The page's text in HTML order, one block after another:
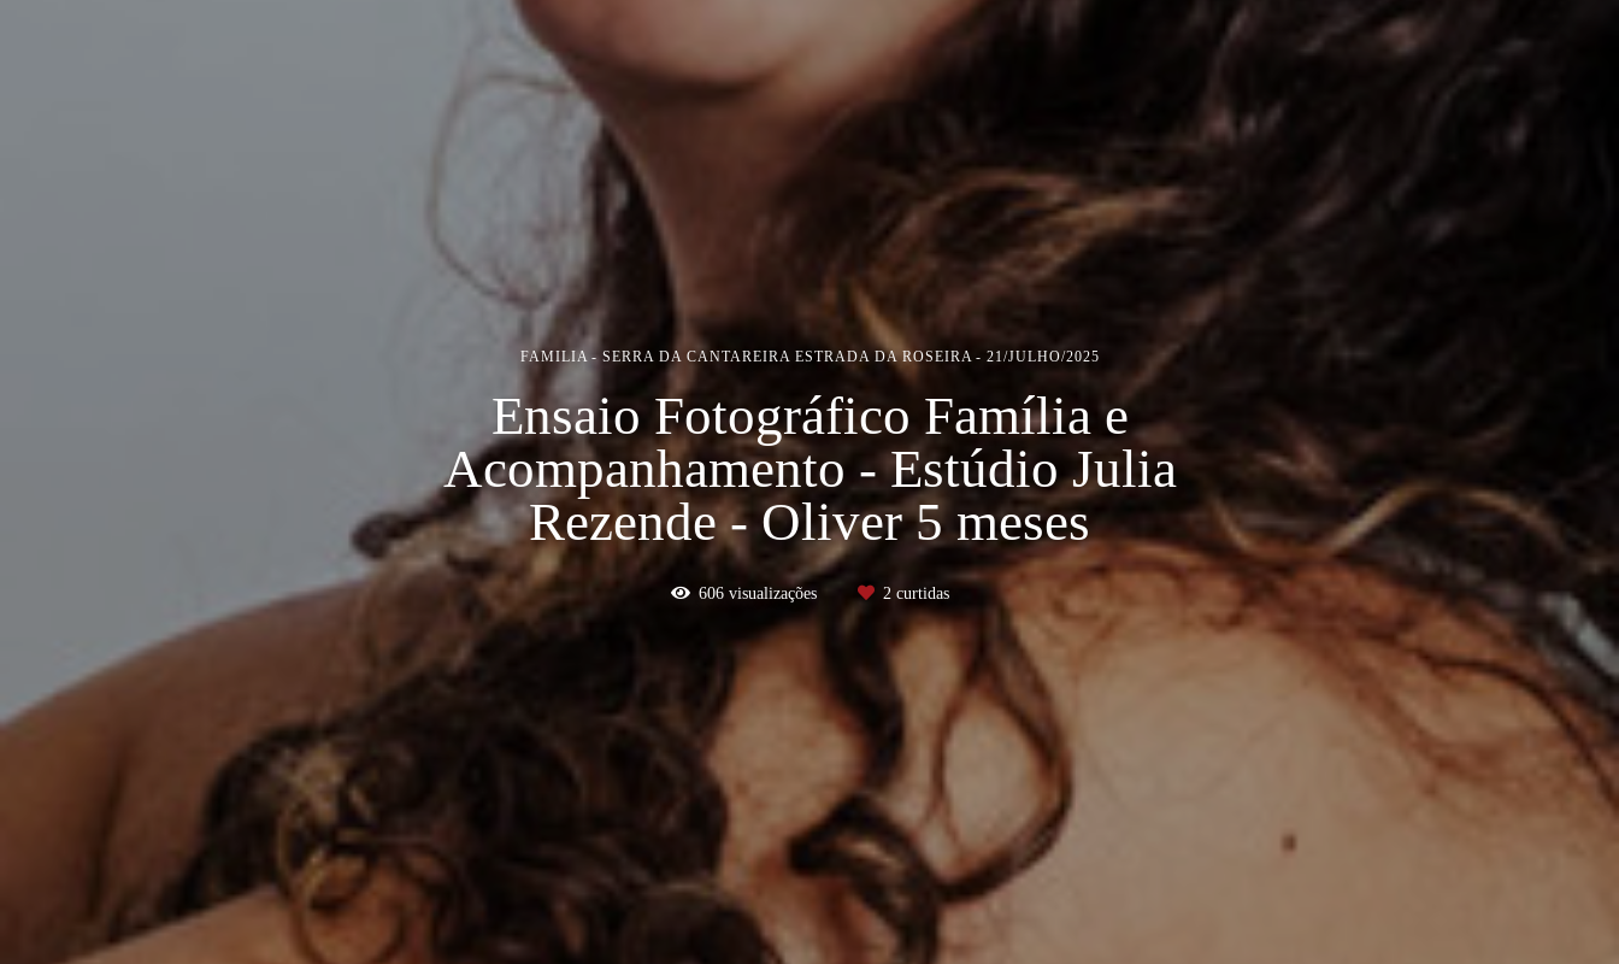
FAMILIA SERRA DA CANTAREIRA ESTRADA DA ROSEIRA 21/JULHO/2025
Ensaio Fotográfico Família e
Acompanhamento - Estúdio Julia
Rezende - Oliver 5 meses
606visualizações 2 curtidas